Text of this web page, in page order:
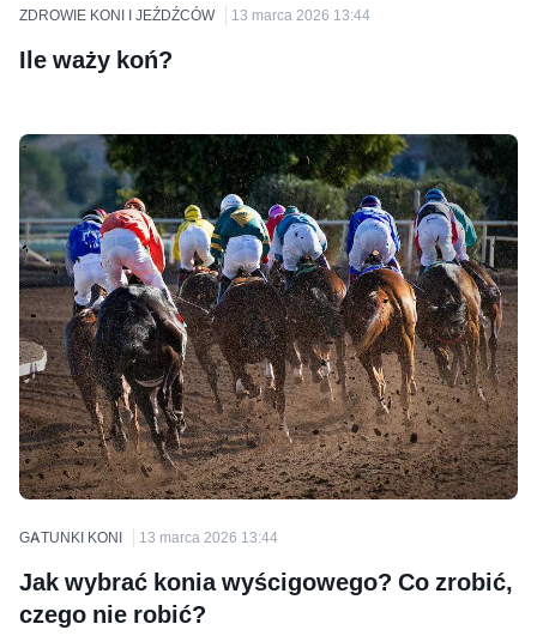
ZDROWIE KONI I JEŹDŹCÓW 13 marca 2026 13:44
Ile waży koń?
GATUNKI KONI 13 marca 2026 13:44
Jak wybrać konia wyścigowego? Co zrobić,
czego nie robić?